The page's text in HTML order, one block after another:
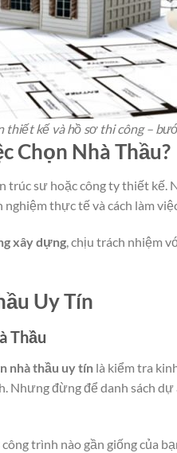
thiết kế và hồ sơ thi công –
Chọn Nhà Thầu?
trúc sư hoặc công ty thiết
thực tế và cách làm
xây dựng , chịu trách nhiệm
Uy Tín
Thầu
nhà thầu uy tín là kiểm tra
đừng để danh sách
trình nào gần giống của